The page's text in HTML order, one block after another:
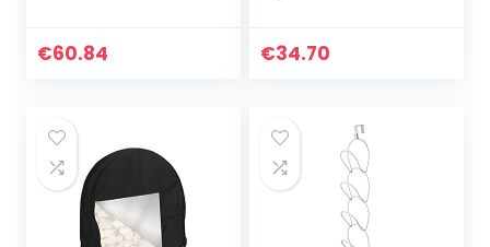
outdoor log opslag
€60.84
pocket brandhout
€34.70